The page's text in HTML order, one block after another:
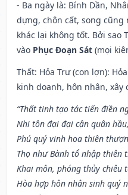
- Ba ngày là: Bính Dần,
dựng, chôn cất, song cũng
khác lại không tốt. Bởi sao
vào Phục Đoạn Sát (mọi
Thất: Hỏa Trư (con lợn):
kinh doanh, hôn nhân, xây
“Thất tinh tạo tác tiến điền
Nhi tôn đại đại cận quân hầu,
Phú quý vinh hoa thiên
Thọ như Bành tổ nhập thiên
Khai môn, phóng thủy chiêu
Hòa hợp hôn nhân sinh quý